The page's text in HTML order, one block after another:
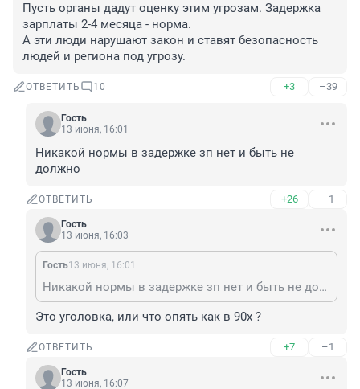
Пусть органы дадут оценку этим угрозам. Задержка
зарплаты 2-4 месяца - норма.
А эти люди нарушают закон и ставят безопасность
людей и региона под угрозу.
ОТВЕТИТЬ 10 +3 –39
Гость
13 июня, 16:01
Никакой нормы в задержке зп нет и быть не
должно
ОТВЕТИТЬ +26 –1
Гость
13 июня, 16:03
Гость13 июня, 16:01
Никакой нормы в задержке зп нет и быть не должно
Это уголовка, или что опять как в 90х ?
ОТВЕТИТЬ +7 –1
Гость
13 июня, 16:07